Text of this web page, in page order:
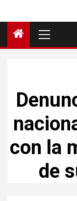
con la
de